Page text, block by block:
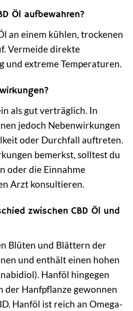
Öl aufbewahren?
an einem kühlen, trockenen
Vermeide direkte
und extreme Temperaturen.
als gut verträglich. In
jedoch Nebenwirkungen
oder Durchfall auftreten.
bemerkst, solltest du
oder die Einnahme
Arzt konsultieren.
zwischen CBD Öl und
Blüten und Blättern der
und enthält einen hohen
Hanföl hingegen
der Hanfpflanze gewonnen
Hanföl ist reich an Omega-